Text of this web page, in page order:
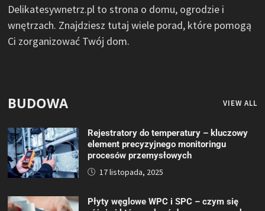
Delikatesywnetrz.pl to strona o domu, ogrodzie i
wnętrzach. Znajdziesz tutaj wiele porad, które pomogą
Ci zorganizować Twój dom.
BUDOWA VIEW ALL
Rejestratory do temperatury – kluczowy
element precyzyjnego monitoringu
procesów przemysłowych
17 listopada, 2025
Płyty węglowe WPC i SPC – czym się